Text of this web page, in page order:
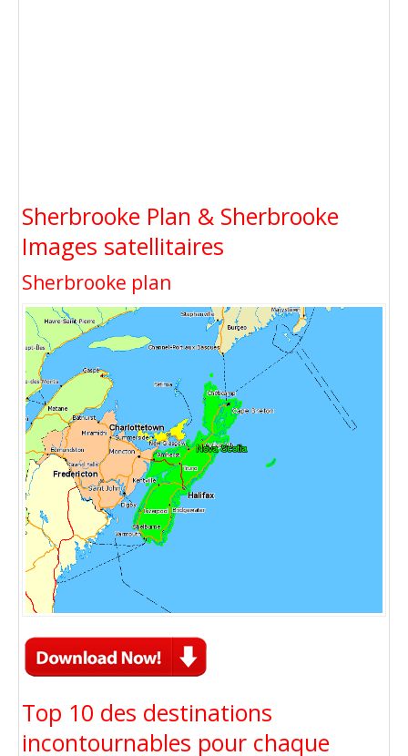
Sherbrooke Plan & Sherbrooke
Images satellitaires
Sherbrooke plan
Top 10 des destinations
incontournables pour chaque